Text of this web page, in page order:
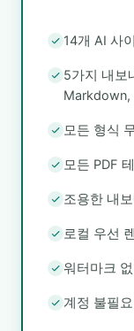
14개 AI 사
5가지 내보
Markdown,
모든 형식
모든 PDF
조용한 내
로컬 우선
워터마크
계정 불필요